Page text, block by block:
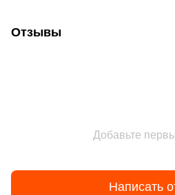
Отзывы
Добавьте
Написать